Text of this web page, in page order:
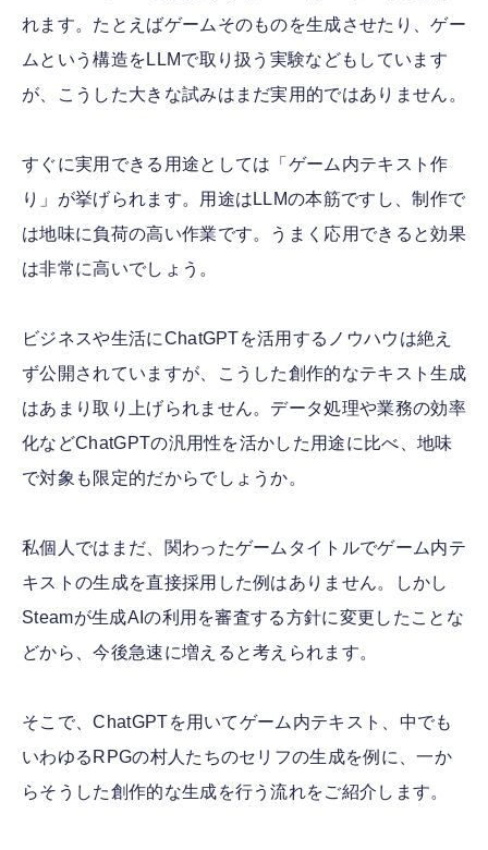
れます。たとえばゲームそのものを生成させたり、ゲー
ムという構造をLLMで取り扱う実験などもしています
が、こうした大きな試みはまだ実用的ではありません。
すぐに実用できる用途としては「ゲーム内テキスト作
り」が挙げられます。用途はLLMの本筋ですし、制作で
は地味に負荷の高い作業です。うまく応用できると効果
は非常に高いでしょう。
ビジネスや生活にChatGPTを活用するノウハウは絶え
ず公開されていますが、こうした創作的なテキスト生成
はあまり取り上げられません。データ処理や業務の効率
化などChatGPTの汎用性を活かした用途に比べ、地味
で対象も限定的だからでしょうか。
私個人ではまだ、関わったゲームタイトルでゲーム内テ
キストの生成を直接採用した例はありません。しかし
Steamが生成AIの利用を審査する方針に変更したことな
どから、今後急速に増えると考えられます。
そこで、ChatGPTを用いてゲーム内テキスト、中でも
いわゆるRPGの村人たちのセリフの生成を例に、一か
らそうした創作的な生成を行う流れをご紹介します。